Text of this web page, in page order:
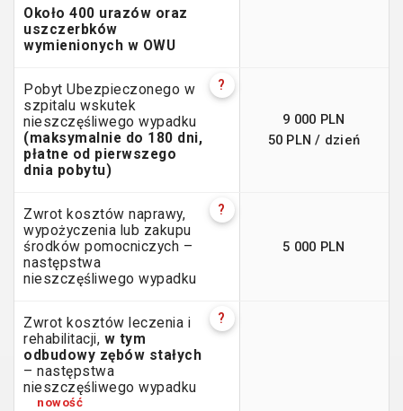
Około 400 urazów oraz
uszczerbków
wymienionych w OWU
Pobyt Ubezpieczonego w
szpitalu wskutek
nieszczęśliwego wypadku
(maksymalnie do 180 dni,
płatne od pierwszego
dnia pobytu)
?
9 000 PLN
50 PLN / dzień
Zwrot kosztów naprawy,
wypożyczenia lub zakupu
środków pomocniczych –
następstwa
nieszczęśliwego wypadku
?
5 000 PLN
Zwrot kosztów leczenia i
rehabilitacji, w tym
odbudowy zębów stałych
– następstwa
nieszczęśliwego wypadku
?